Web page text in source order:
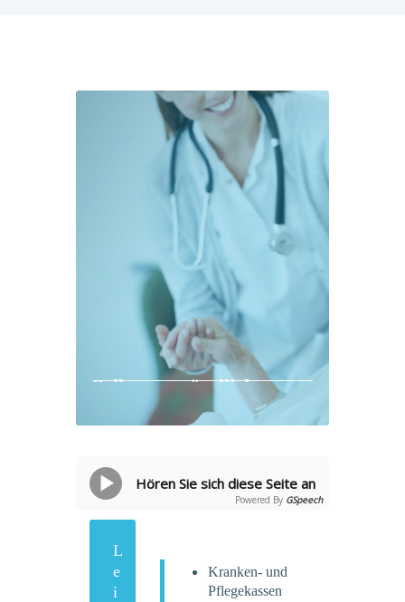
Selbstverständlich
arbeiten wir vom M&M
wichtigen Stellen,
Einrichtungen und
Fachleuten zusammen:
Hören Sie sich diese Seite an
Powered By GSpeech
L
e
i
Kranken- und
Pflegekassen